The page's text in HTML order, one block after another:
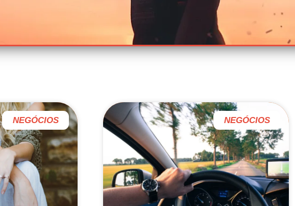
NEGÓCIOS NEGÓCIOS